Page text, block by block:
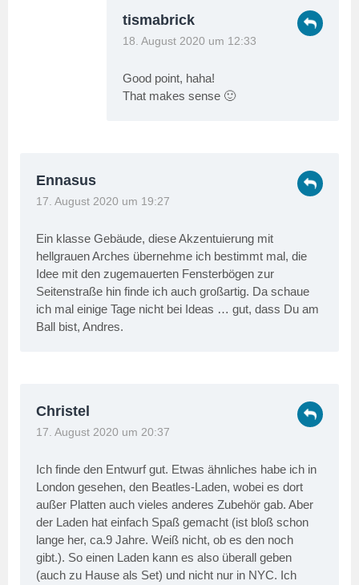
tismabrick
18. August 2020 um 12:33
Good point, haha!
That makes sense 🙂
Ennasus
17. August 2020 um 19:27
Ein klasse Gebäude, diese Akzentuierung mit
hellgrauen Arches übernehme ich bestimmt mal, die
Idee mit den zugemauerten Fensterbögen zur
Seitenstraße hin finde ich auch großartig. Da schaue
ich mal einige Tage nicht bei Ideas … gut, dass Du am
Ball bist, Andres.
Christel
17. August 2020 um 20:37
Ich finde den Entwurf gut. Etwas ähnliches habe ich in
London gesehen, den Beatles-Laden, wobei es dort
außer Platten auch vieles anderes Zubehör gab. Aber
der Laden hat einfach Spaß gemacht (ist bloß schon
lange her, ca.9 Jahre. Weiß nicht, ob es den noch
gibt.). So einen Laden kann es also überall geben
(auch zu Hause als Set) und nicht nur in NYC. Ich